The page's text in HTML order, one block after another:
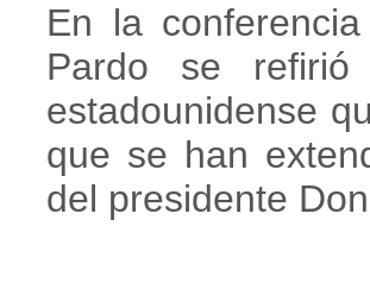
En la
Pardo se
estadounidense
que se han
del presidente